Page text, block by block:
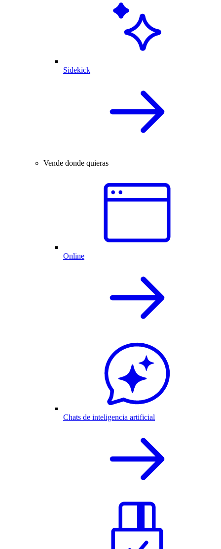
Sidekick
Vende donde quieras
Online
Chats de inteligencia artificial